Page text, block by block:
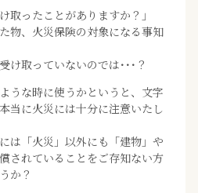
取ったことがありますか？」
物、火災保険の対象になる事知
け取っていないのでは･･･？
うな時に使うかというと、文字
当に火災には十分に注意いたし
は「火災」以外にも「建物」や
されていることをご存知ない方
か？